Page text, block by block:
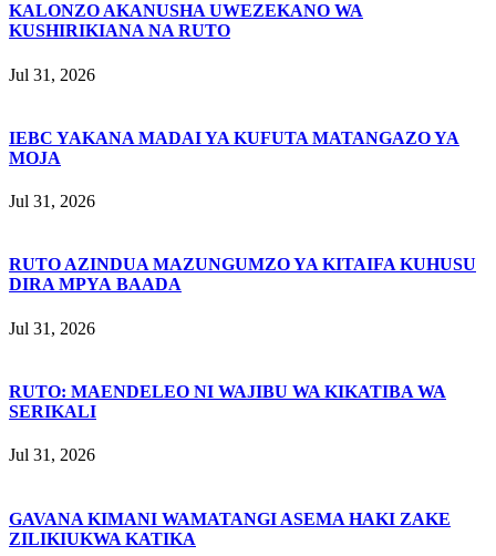
KALONZO AKANUSHA UWEZEKANO WA
KUSHIRIKIANA NA RUTO
Jul 31, 2026
IEBC YAKANA MADAI YA KUFUTA MATANGAZO YA
MOJA
Jul 31, 2026
RUTO AZINDUA MAZUNGUMZO YA KITAIFA KUHUSU
DIRA MPYA BAADA
Jul 31, 2026
RUTO: MAENDELEO NI WAJIBU WA KIKATIBA WA
SERIKALI
Jul 31, 2026
GAVANA KIMANI WAMATANGI ASEMA HAKI ZAKE
ZILIKIUKWA KATIKA